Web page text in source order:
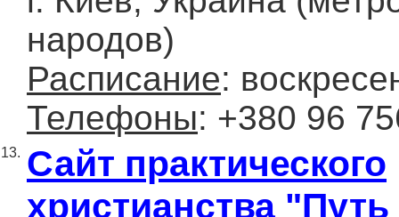
народов)
Расписание:
Телефоны: +380 96
13. Сайт практического
христианства